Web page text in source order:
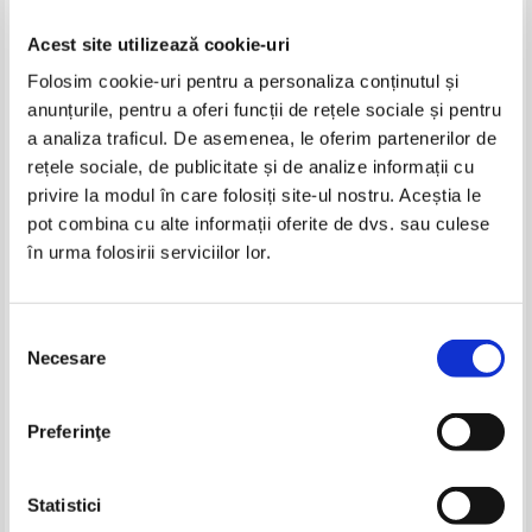
Acest site utilizează cookie-uri
Folosim cookie-uri pentru a personaliza conținutul și
anunțurile, pentru a oferi funcții de rețele sociale și pentru
a analiza traficul. De asemenea, le oferim partenerilor de
rețele sociale, de publicitate și de analize informații cu
privire la modul în care folosiți site-ul nostru. Aceștia le
pot combina cu alte informații oferite de dvs. sau culese
în urma folosirii serviciilor lor.
consimțământului
Necesare
Preferinţe
Statistici
Agatha Christie - Cei sapte
IN STOC
Adaugă în coș
Agatha Christie - Cinci purcelusi
Adaugă în coș